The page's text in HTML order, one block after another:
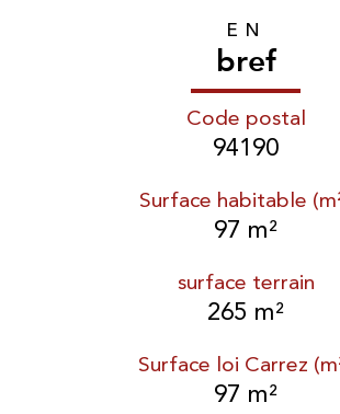
EN
bref
Code postal
94190
Surface habitable
97 m²
surface terrain
265 m²
Surface loi Carrez
97 m²